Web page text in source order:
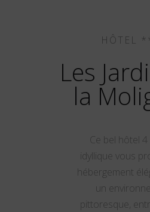
HÔTEL
Les
la
Ce bel hôtel
idyllique vous
hébergement
un
pittoresque,